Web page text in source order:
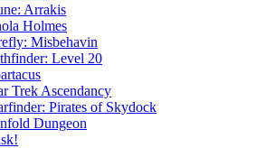
Arrakis
Holmes
Misbehavin
Level 20
Trek Ascendancy
Pirates of Skydock
Dungeon